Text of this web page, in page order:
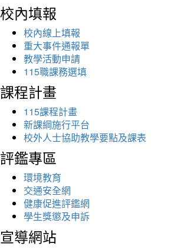
校內填報
校內線上填報
重大事件通報單
教學活動申請
115職課務選填
課程計畫
115課程計畫
新課綱施行平台
校外人士協助教學要點及課表
評鑑專區
環境教育
交通安全網
健康促進評鑑網
學生獎懲及申訴
宣導網站